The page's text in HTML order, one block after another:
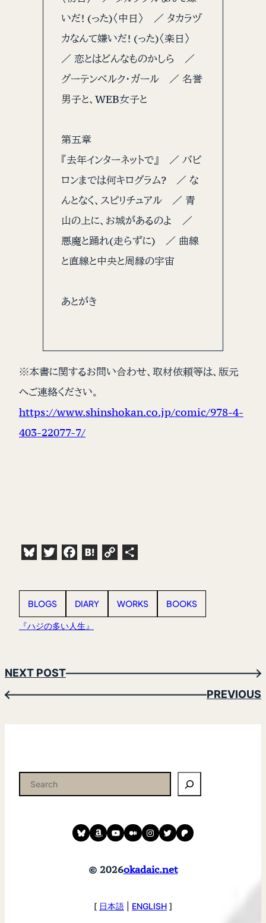
いだ! (った)〈中日〉 ／ タカラヅ
カなんて嫌いだ! (った)〈楽日〉
／ 恋とはどんなものかしら ／
グーテンベルク・ガール ／ 名誉
男子と、WEB女子と
第五章
『去年インターネットで』 ／ バビ
ロンまでは何キログラム? ／ な
んとなく、スピリチュアル ／ 青
山の上に、お城があるのよ ／
悪魔と踊れ(走らずに) ／ 曲線
と直線と中央と周縁の宇宙
あとがき
※本書に関するお問い合わせ、取材依頼等は、版元
へご連絡ください。
https://www.shinshokan.co.jp/comic/978-4-
403-22077-7/
BlueskyTwitterFacebookHatenaCopy
BLOGS DIARY WORKS BOOKS
『ハジの多い人生』
NEXT POST
→
←
PREVIOUS
索
BlueskyamazonYouTubemediuminstagram
twitterpatreon
© 2026okadaic.net
[ 日本語 ENGLISH ]